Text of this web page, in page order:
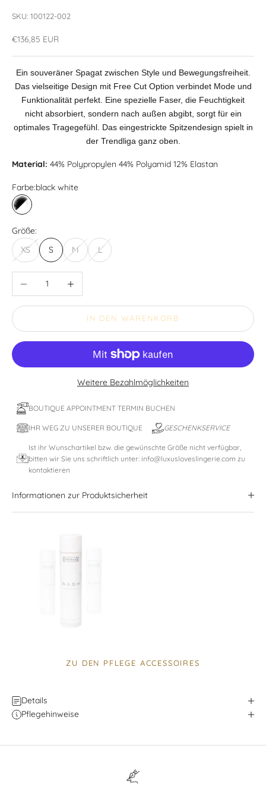
SKU: 100122-002
Angebot
€136,85 EUR
Ein souveräner Spagat zwischen Style und Bewegungsfreiheit.
Das vielseitige Design mit Free Cut Option verbindet Mode und
Funktionalität perfekt. Eine spezielle Faser, die Feuchtigkeit
nicht absorbiert, sondern nach außen abgibt, sorgt für ein
optimales Tragegefühl. Das eingestrickte Spitzendesign spielt in
der Trendliga ganz oben.
Material: 44% Polypropylen 44% Polyamid 12% Elastan
Farbe:black white
black white
Größe:
XS
S M L
Anzahl verringern
IN DEN WARENKORB
Weitere Bezahlmöglichkeiten
BOUTIQUE APPOINTMENT TERMIN BUCHEN
IHR WEG ZU UNSERER BOUTIQUE GESCHENKSERVICE
Ist ihr Wunschartikel bzw. die gewünschte Größe nicht verfügbar,
bitten wir Sie uns schriftlich unter: info@luxusloveslingerie.com zu
kontaktieren
Informationen zur Produktsicherheit
ZU DEN PFLEGE ACCESSOIRES
Details
Pflegehinweise